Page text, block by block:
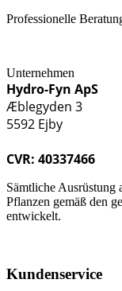
Professionelle
Unternehmen
Hydro-Fyn ApS
Æblegyden 3
5592 Ejby
CVR: 40337466
Sämtliche Ausrüstung
Pflanzen gemäß den
entwickelt.
Kundenservice